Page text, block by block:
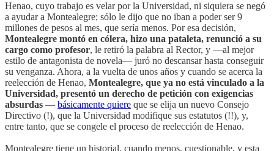
Henao, cuyo trabajo es velar por la Universidad, ni siquiera se negó
a ayudar a Montealegre; sólo le dijo que no iban a poder ser 9
millones de pesos al mes, que sería menos. Por esa decisión,
Montealegre montó en cólera, hizo una pataleta, renunció a su
cargo como profesor, le retiró la palabra al Rector, y —al mejor
estilo de antagonista de novela— juró no descansar hasta conseguir
su venganza. Ahora, a la vuelta de unos años y cuando se acerca la
reelección de Henao, Montealegre, que ya no está vinculado a la
Universidad, presentó un derecho de petición con exigencias
absurdas — básicamente quiere que se elija un nuevo Consejo
Directivo (!), que la Universidad modifique sus estatutos (!!), y,
entre tanto, que se congele el proceso de reelección de Henao.
Montealegre tiene un historial, cuando menos, cuestionable, y esta